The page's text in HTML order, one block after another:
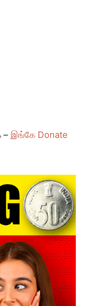
– இங்கே Donate